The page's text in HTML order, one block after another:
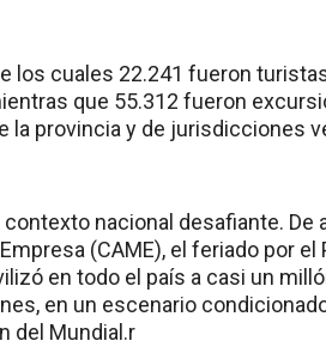
los cuales 22.241 fueron
que 55.312 fueron
provincia y de jurisdicciones
nacional desafiante. De
(CAME), el feriado por el
en todo el país a casi un
en un escenario
del Mundial.r